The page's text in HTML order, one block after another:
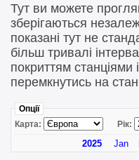
Тут ви можете
зберігаються
показані тут не
більш тривалі
покриттям
перемкнутись на
Опції
Карта:
Рік:
2025 Jan